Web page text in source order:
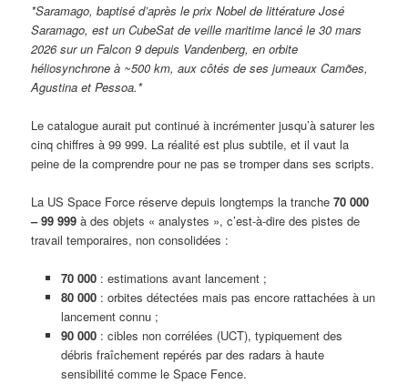
*Saramago, baptisé d’après le prix Nobel de littérature José
Saramago, est un CubeSat de veille maritime lancé le 30 mars
2026 sur un Falcon 9 depuis Vandenberg, en orbite
héliosynchrone à ~500 km, aux côtés de ses jumeaux Camões,
Agustina et Pessoa.*
Le catalogue aurait put continué à incrémenter jusqu’à saturer les
cinq chiffres à 99 999. La réalité est plus subtile, et il vaut la
peine de la comprendre pour ne pas se tromper dans ses scripts.
La US Space Force réserve depuis longtemps la tranche70 000
– 99 999 à des objets « analystes », c’est-à-dire des pistes de
travail temporaires, non consolidées :
70 000: estimations avant lancement ;
80 000: orbites détectées mais pas encore rattachées à un
lancement connu ;
90 000: cibles non corrélées (UCT), typiquement des
débris fraîchement repérés par des radars à haute
sensibilité comme le Space Fence.